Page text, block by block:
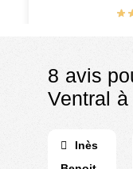
8 avis
Ventral
Inès